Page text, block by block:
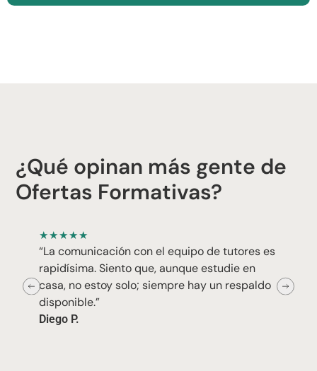
¿Qué opinan más gente de
Ofertas Formativas?
★★★★★
“La comunicación con el equipo de tutores es
rapidísima. Siento que, aunque estudie en
casa, no estoy solo; siempre hay un respaldo
disponible.”
Diego P.